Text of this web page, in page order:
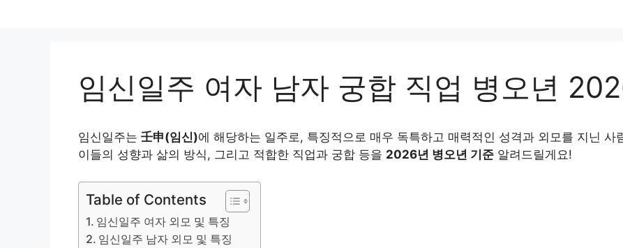
임신일주 여자 남자 궁합 직업 병오년
임신일주는 壬申(임신)에 해당하는 일주로, 특징적으로 매우 독특하고 매력적인 성격과 외모를 지닌 사
이들의 성향과 삶의 방식, 그리고 적합한 직업과 궁합 등을 2026년 병오년 기준 알려드릴게요!
Table of Contents
임신일주 여자 외모 및 특징
임신일주 남자 외모 및 특징